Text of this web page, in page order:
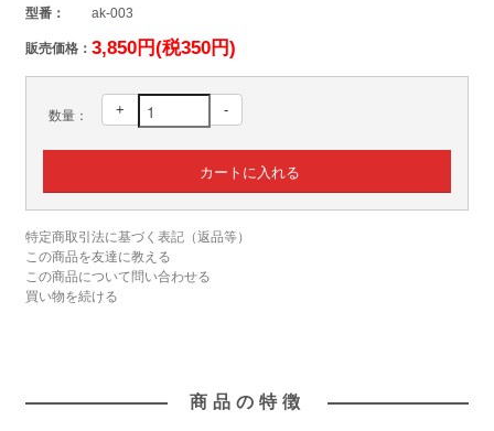
型番： ak-003
販売価格： 3,850円(税350円)
数量： + -
特定商取引法に基づく表記（返品等）
この商品を友達に教える
この商品について問い合わせる
買い物を続ける
商品の特徴